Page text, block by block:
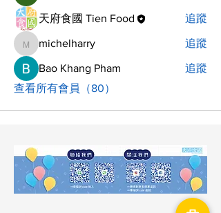
天府食國 Tien Food 追蹤
michelharry
michelharry 追蹤
Bao Khang Pham
追蹤
查看所有會員（80）